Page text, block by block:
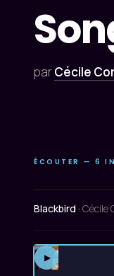
parCécile
ÉCOUTER — 6
Blackbird · Cécile
▶